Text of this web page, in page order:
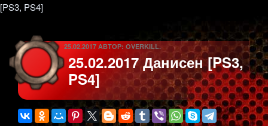
[PS3, PS4]
ОПУБЛИКОВАНО
25.02.2017 АВТОР: OVERKILL.
25.02.2017 Данисен [PS3,
PS4]